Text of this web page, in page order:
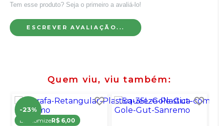
Tem esse produto? Seja o primeiro a avaliá-lo!
ESCREVER AVALIAÇÃO...
Quem viu, viu também
-23%
EconomizeR$ 6,00